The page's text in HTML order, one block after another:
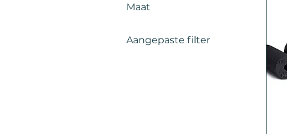
Maat
Medium
Aangepaste filter